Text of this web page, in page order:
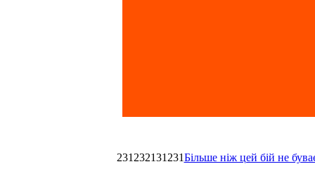
231232131231Більше ніж цей бій не